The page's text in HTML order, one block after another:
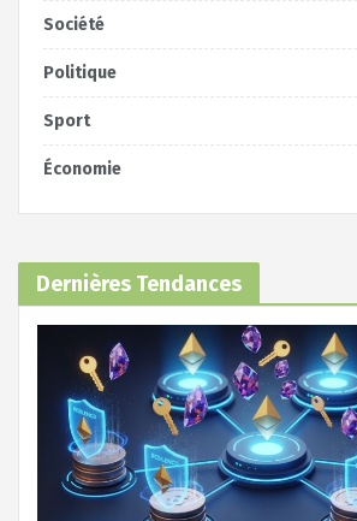
Société
Politique
Sport
Économie
Dernières Tendances